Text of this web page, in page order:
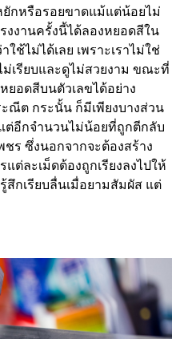
กหรือรอยขาดแม้แต่น้อยไม่
งงานครั้งนี้ได้ลองหยอดสีใน
ช้ไม่ได้เลย เพราะเราไม่ใช่
เรียบและดูไม่สวยงาม ขณะที่
ยอดสีบนตัวเลขได้อย่าง
ะณีต กระนั้น ก็มีเพียงบางส่วน
ต่อีกจำนวนไม่น้อยที่ถูกตีกลับ
ชร ซึ่งนอกจากจะต้องสร้าง
ต่ละเม็ดต้องถูกเรียงลงไปให้
สึกเรียบลื่นเมื่อยามสัมผัส แต่